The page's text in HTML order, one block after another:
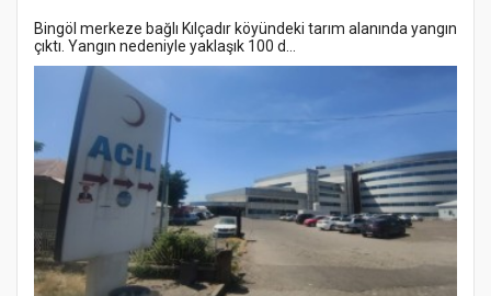
Bingöl merkeze bağlı Kılçadır köyündeki tarım alanında yangın
çıktı. Yangın nedeniyle yaklaşık 100 d...